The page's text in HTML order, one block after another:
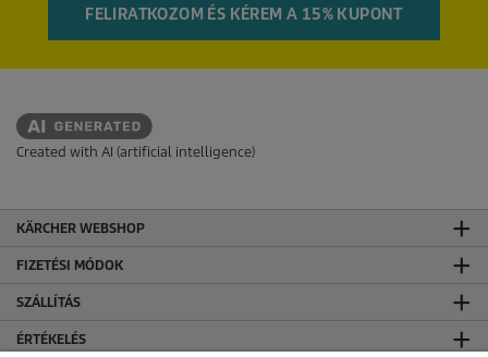
FELIRATKOZOM ÉS KÉREM A 15% KUPONT
Created with AI (artificial intelligence)
KÄRCHER WEBSHOP
FIZETÉSI MÓDOK
SZÁLLÍTÁS
ÉRTÉKELÉS